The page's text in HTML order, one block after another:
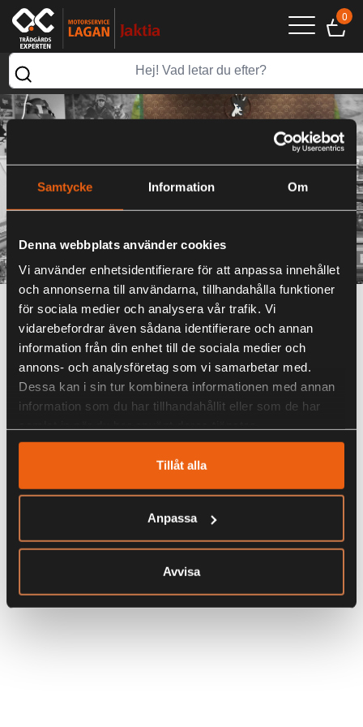
Samtycke Information Om
Denna webbplats använder cookies
Vi använder enhetsidentifierare för att anpassa innehållet
och annonserna till användarna, tillhandahålla funktioner
för sociala medier och analysera vår trafik. Vi
vidarebefordrar även sådana identifierare och annan
information från din enhet till de sociala medier och
annons- och analysföretag som vi samarbetar med.
Dessa kan i sin tur kombinera informationen med annan
information som du har tillhandahållit eller som de har
Tillåt alla
Anpassa
Avvisa
0